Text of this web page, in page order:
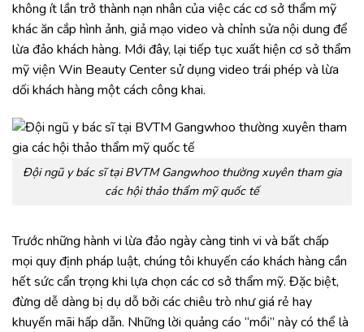
không ít lần trở thành nạn nhân của việc các cơ sở thẩm mỹ
khác ăn cắp hình ảnh, giả mạo video và chỉnh sửa nội dung để
lừa đảo khách hàng. Mới đây, lại tiếp tục xuất hiện cơ sở thẩm
mỹ viện Win Beauty Center sử dụng video trái phép và lừa
dối khách hàng một cách công khai.
Đội ngũ y bác sĩ tại BVTM Gangwhoo thường xuyên tham gia
các hội thảo thẩm mỹ quốc tế
Trước những hành vi lừa đảo ngày càng tinh vi và bất chấp
mọi quy định pháp luật, chúng tôi khuyến cáo khách hàng cần
hết sức cẩn trọng khi lựa chọn các cơ sở thẩm mỹ. Đặc biệt,
đừng dễ dàng bị dụ dỗ bởi các chiêu trò như giá rẻ hay
khuyến mãi hấp dẫn. Những lời quảng cáo “mồi” này có thể là